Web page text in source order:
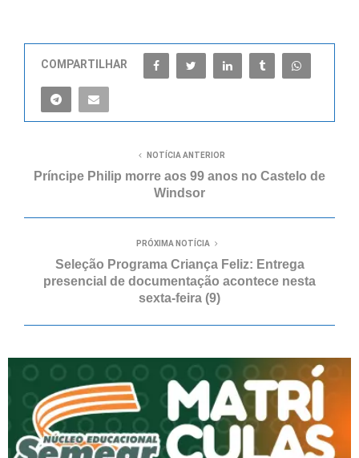
COMPARTILHAR
NOTÍCIA ANTERIOR
Príncipe Philip morre aos 99 anos no Castelo de
Windsor
PRÓXIMA NOTÍCIA
Seleção Programa Criança Feliz: Entrega
presencial de documentação acontece nesta
sexta-feira (9)